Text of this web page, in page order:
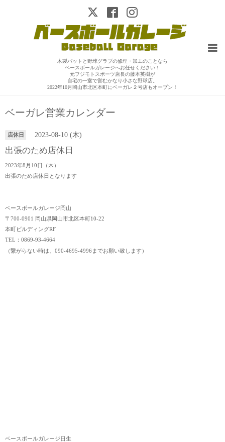
木製バットと野球グラブの修理・加工のことなら
ベースボールガレージへお任せください！
元フジモトスポーツ店長の藤本英樹が
自宅の一室で営むかなり小さな野球店。
2022年10月岡山市北区本町にベーガレ２号店もオープン！
ベーガレ営業カレンダー
店休日 2023-08-10 (木)
出張のため店休日
2023年8月10日（木）
出張のため店休日となります
ベースボールガレージ岡山
〒700-0901 岡山県岡山市北区本町10-22
本町ビルディングRF
TEL：0869-93-4664
（繋がらない時は、090-4695-4996までお願い致します）
ベースボールガレージ日生